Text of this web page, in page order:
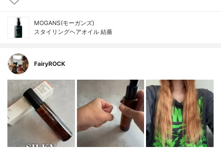
MOGANS(モーガンズ)
スタイリングヘアオイル 結薔
FairyROCK